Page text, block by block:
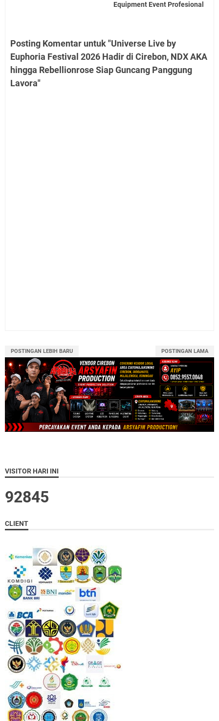
Equipment Event Profesional
Posting Komentar untuk "Universe Live by
Euphoria Festival 2026 Hadir di Cirebon, NDX AKA
hingga Rebellionrose Siap Guncang Panggung
Lavora"
POSTINGAN LEBIH BARU POSTINGAN LAMA
VISITOR HARI INI
92845
CLIENT